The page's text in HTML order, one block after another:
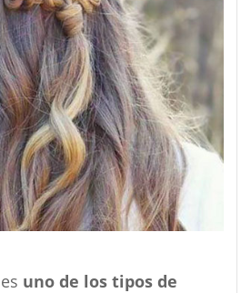
uno de los tipos de